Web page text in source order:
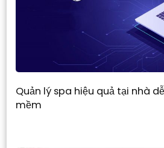
Quản lý spa hiệu quả tại nhà
mềm